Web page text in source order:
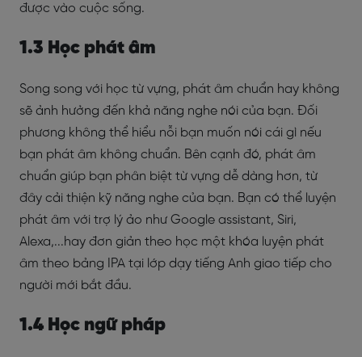
được vào cuộc sống.
1.3 Học phát âm
Song song với học từ vựng, phát âm chuẩn hay không
sẽ ảnh hưởng đến khả năng nghe nói của bạn. Đối
phương không thể hiểu nỗi bạn muốn nói cái gì nếu
bạn phát âm không chuẩn. Bên cạnh đó, phát âm
chuẩn giúp bạn phân biệt từ vựng dễ dàng hơn, từ
đây cải thiện kỹ năng nghe của bạn. Bạn có thể luyện
phát âm với trợ lý ảo như Google assistant, Siri,
Alexa,...hay đơn giản theo học một khóa luyện phát
âm theo bảng IPA tại lớp dạy tiếng Anh giao tiếp cho
người mới bắt đầu.
1.4 Học ngữ pháp